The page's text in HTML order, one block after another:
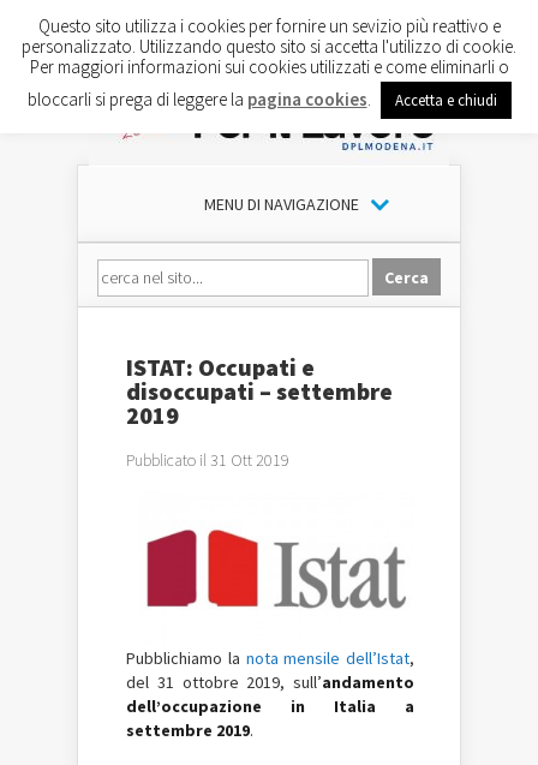
MENU DI NAVIGAZIONE
ISTAT: Occupati e
disoccupati – settembre
2019
Pubblicato il 31 Ott 2019
Pubblichiamo la nota mensile dell’Istat,
del 31 ottobre 2019, sull’andamento
dell’occupazione in Italia a
settembre 2019.
Questo sito utilizza i cookies per fornire un sevizio più reattivo e
personalizzato. Utilizzando questo sito si accetta l'utilizzo di cookie.
Per maggiori informazioni sui cookies utilizzati e come eliminarli o
bloccarli si prega di leggere la pagina cookies Accetta e chiudi